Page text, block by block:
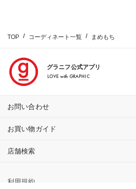
TOP コーディネート一覧 まめもち
グラニフ公式アプリ
LOVE with GRAPHIC
お問い合わせ
お買い物ガイド
店舗検索
利用規約